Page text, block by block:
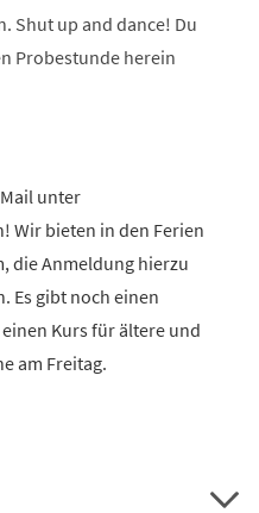
Shut up and dance! Du
Probestunde herein
unter
Wir bieten in den Ferien
die Anmeldung hierzu
Es gibt noch einen
Kurs für ältere und
am Freitag.